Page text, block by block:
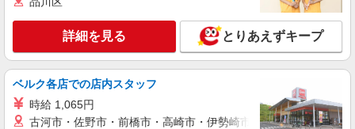
有）★ ゜・。○。・゜+゜・。○。・゜+゜
キープ 詳細を見る
紹介予定派遣
株式会社シエロ
【ソフトバンク】の店舗スタッフ
時給1500円〜1800円（経験・能力による） ※
残業代支給 ★交通費別途支給（規定あり） ゜
詳細を見る とりあえずキープ
ベルク各店での店内スタッフ
時給 1,065円
古河市・佐野市・前橋市・高崎市・伊勢崎市・太田市・館林市